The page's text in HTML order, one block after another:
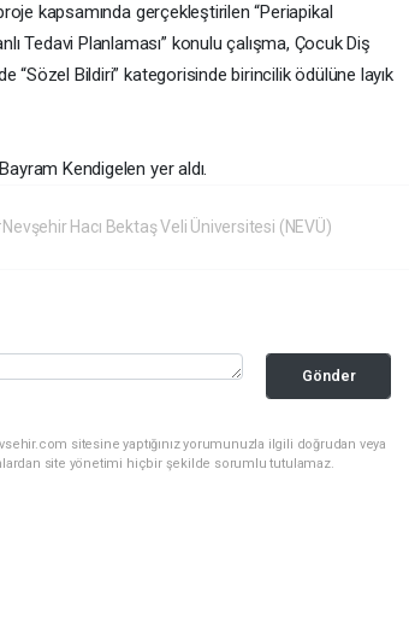
kapsamında gerçekleştirilen “Periapikal
Tedavi Planlaması” konulu çalışma, Çocuk Diş
“Sözel Bildiri” kategorisinde birincilik ödülüne layık
Kendigelen yer aldı.
Hacı Bektaş Veli Üniversitesi (NEVÜ)
Gönder
sitesine yaptığınız yorumunuzla ilgili doğrudan veya
site yönetimi hiçbir şekilde sorumlu tutulamaz.